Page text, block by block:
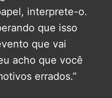
interprete-o.
que isso
que vai
acho que você
errados.”